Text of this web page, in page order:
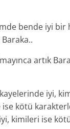
bende iyi bir
artık
iyi,
ise kötü
kimileri ise